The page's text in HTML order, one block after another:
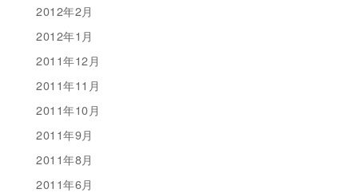
2012年2月
2012年1月
2011年12月
2011年11月
2011年10月
2011年9月
2011年8月
2011年6月